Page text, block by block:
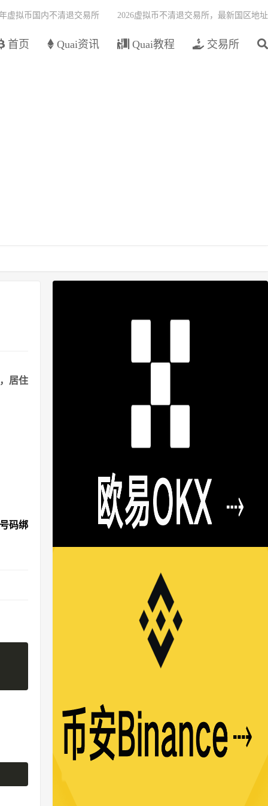
首页 Quai资讯 Quai教程 交易所
虚拟币国内不清退交易所 2026虚拟币不清退交易所，最新国区地址
居住
码绑